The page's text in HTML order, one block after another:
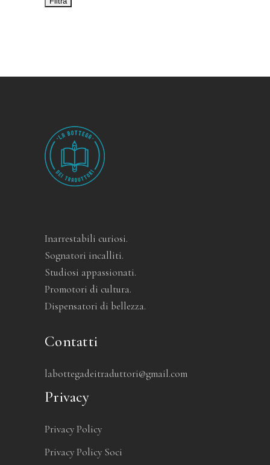
Inarrestabili curiosi.
Sognatori incalliti.
Studiosi appassionati.
Promotori di cultura.
Dispensatori di bellezza.
Contatti
labottegadeitraduttori@gmail.com
Privacy
Privacy Policy
Privacy Policy Soci